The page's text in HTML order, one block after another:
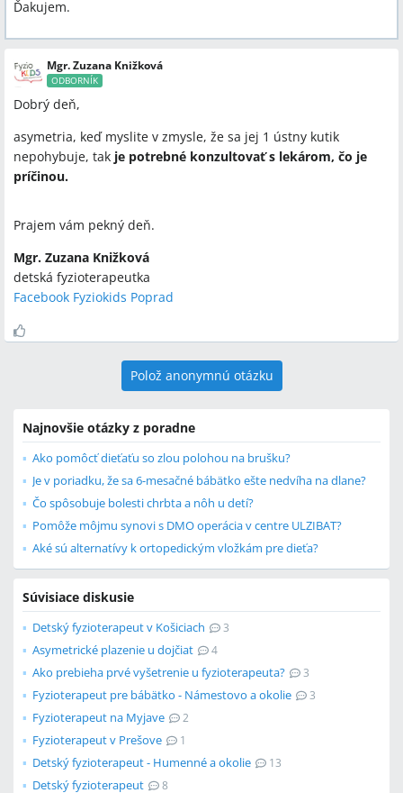
Ďakujem.
Mgr. Zuzana Knižková
ODBORNÍK
Dobrý deň,
asymetria, keď myslite v zmysle, že sa jej 1 ústny kutik
nepohybuje, tak je potrebné konzultovať s lekárom, čo je
príčinou.
Prajem vám pekný deň.
Mgr. Zuzana Knižková
detská fyzioterapeutka
Facebook Fyziokids Poprad
Polož anonymnú otázku
Najnovšie otázky z poradne
Ako pomôcť dieťaťu so zlou polohou na brušku?
Je v poriadku, že sa 6-mesačné bábätko ešte nedvíha na dlane?
Čo spôsobuje bolesti chrbta a nôh u detí?
Pomôže môjmu synovi s DMO operácia v centre ULZIBAT?
Aké sú alternatívy k ortopedickým vložkám pre dieťa?
Súvisiace diskusie
Detský fyzioterapeut v Košiciach 3
Asymetrické plazenie u dojčiat 4
Ako prebieha prvé vyšetrenie u fyzioterapeuta? 3
Fyzioterapeut pre bábätko - Námestovo a okolie 3
Fyzioterapeut na Myjave 2
Fyzioterapeut v Prešove 1
Detský fyzioterapeut - Humenné a okolie 13
Detský fyzioterapeut 8